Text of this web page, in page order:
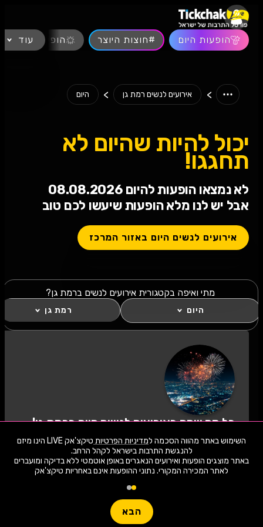
השימוש באתר מהווה הסכמה למדיניות הפרטיות
טיקצ'אק LIVE הינו מיזם
באתר מוצגים הופעות ואירועים הנאגרים באופן אוטמטי ללא בדיקה ומועברים
לאתר המכירה המקורי. נתוני ההופעות אינם באחריות טיקצ'אק
הבא
חפשו הופעה
הופעות היום #חוצות היוצר הופעות חיות
עוד
> אירועים לנשים רמת גן > היום
יכול להיות שהיום לא
תחגגו!
לא נמצאו הופעות להיום 08.08.2026
אבל יש לנו מלא הופעות שיעשו לכם טוב
אירועים לנשים היום באזור המרכז
מתי ואיפה בקטגורית אירועים לנשים ברמת גן?
היום רמת גן
כל מה שחם באירועים לנשים היום ברמת גן!
לחצו "עקוב" כדי לקבל עדכונים ראשונים על השקת
הופעות, כרטיסים, שוברי הנחה וחשיפה בלעדית
למתרחש באזור שלכם. הצטרפו לסצנת התרבות
באירועים לנשים היום ברמת גן ותהיו חלק מהמשפחה!
שימו -💓- נתוני ההופעות המוצגים עודכנו על ידי בינה מלאכותית מאתר המכירה